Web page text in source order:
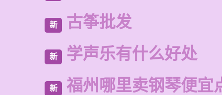
新 古筝批发
新 学声乐有什么好处
新 福州哪里卖钢琴便宜